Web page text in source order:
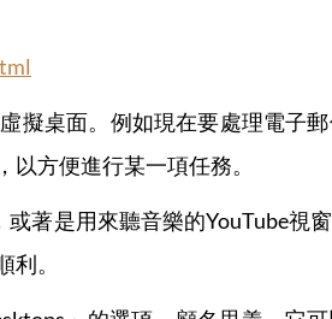
擬桌面。例如現在要處理電子
方便進行某一項任務。
或著是用來聽音樂的YouTube視
。